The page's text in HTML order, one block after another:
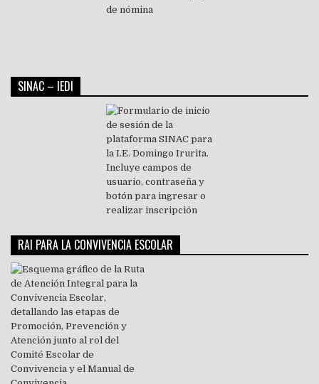
SINAC – IEDI
RAI PARA LA CONVIVENCIA ESCOLAR